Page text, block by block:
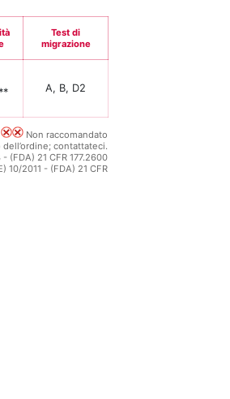
Test di
migrazione
** A, B, D2
Non raccomandato
contattateci.
21 CFR 177.2600
2011 - (FDA) 21 CFR